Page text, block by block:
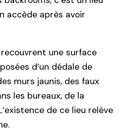
accède après avoir
une surface
d’un dédale de
murs jaunis, des faux
les bureaux, de la
de ce lieu relève